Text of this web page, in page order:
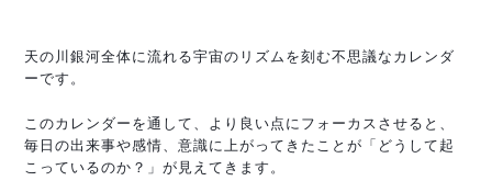
天の川銀河全体に流れる宇宙のリズムを刻む不思議なカレンダ
ーです。
このカレンダーを通して、より良い点にフォーカスさせると、
毎日の出来事や感情、意識に上がってきたことが「どうして起
こっているのか？」が見えてきます。